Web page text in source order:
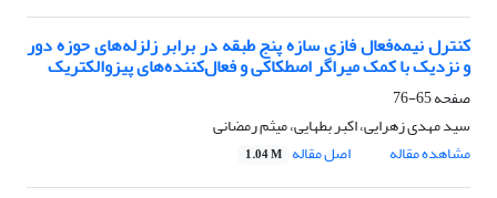
کنترل نیمه‌فعال فازی سازه پنج طبقه در برابر زلزله‌های حوزه دور
و نزدیک با کمک میراگر اصطکاکی و فعال‌کننده‌های پیزوالکتریک
صفحه65-76
سید مهدی زهرایی، اکبر بطهایی، میثم رمضانی
مشاهده مقاله
اصل مقاله 1.04 M